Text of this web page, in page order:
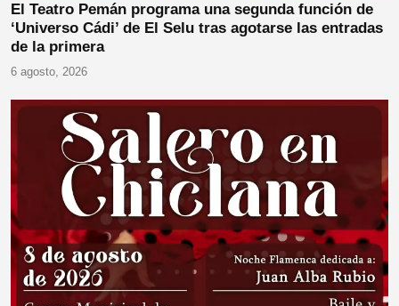
El Teatro Pemán programa una segunda función de
‘Universo Cádi’ de El Selu tras agotarse las entradas
de la primera
6 agosto, 2026